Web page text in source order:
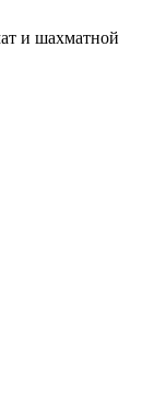
и шахматной